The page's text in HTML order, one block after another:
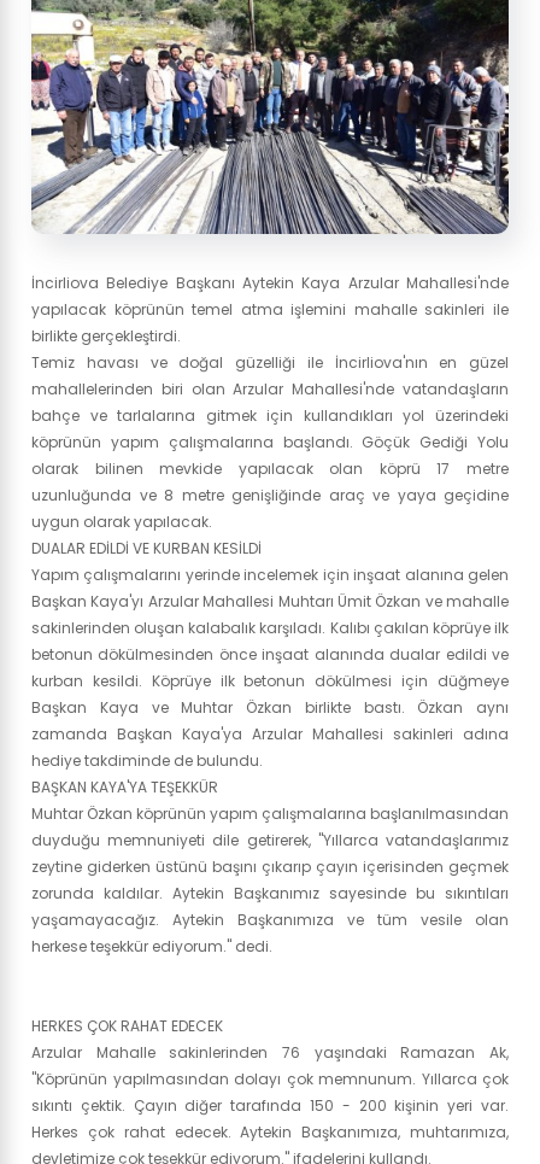
İncirliova Belediye Başkanı Aytekin Kaya Arzular Mahallesi'nde
yapılacak köprünün temel atma işlemini mahalle sakinleri ile
birlikte gerçekleştirdi.
Temiz havası ve doğal güzelliği ile İncirliova'nın en güzel
mahallelerinden biri olan Arzular Mahallesi'nde vatandaşların
bahçe ve tarlalarına gitmek için kullandıkları yol üzerindeki
köprünün yapım çalışmalarına başlandı. Göçük Gediği Yolu
olarak bilinen mevkide yapılacak olan köprü 17 metre
uzunluğunda ve 8 metre genişliğinde araç ve yaya geçidine
uygun olarak yapılacak.
DUALAR EDİLDİ VE KURBAN KESİLDİ
Yapım çalışmalarını yerinde incelemek için inşaat alanına gelen
Başkan Kaya'yı Arzular Mahallesi Muhtarı Ümit Özkan ve mahalle
sakinlerinden oluşan kalabalık karşıladı. Kalıbı çakılan köprüye ilk
betonun dökülmesinden önce inşaat alanında dualar edildi ve
kurban kesildi. Köprüye ilk betonun dökülmesi için düğmeye
Başkan Kaya ve Muhtar Özkan birlikte bastı. Özkan aynı
zamanda Başkan Kaya'ya Arzular Mahallesi sakinleri adına
hediye takdiminde de bulundu.
BAŞKAN KAYA'YA TEŞEKKÜR
Muhtar Özkan köprünün yapım çalışmalarına başlanılmasından
duyduğu memnuniyeti dile getirerek, "Yıllarca vatandaşlarımız
zeytine giderken üstünü başını çıkarıp çayın içerisinden geçmek
zorunda kaldılar. Aytekin Başkanımız sayesinde bu sıkıntıları
yaşamayacağız. Aytekin Başkanımıza ve tüm vesile olan
herkese teşekkür ediyorum." dedi.
HERKES ÇOK RAHAT EDECEK
Arzular Mahalle sakinlerinden 76 yaşındaki Ramazan Ak,
"Köprünün yapılmasından dolayı çok memnunum. Yıllarca çok
sıkıntı çektik. Çayın diğer tarafında 150 - 200 kişinin yeri var.
Herkes çok rahat edecek. Aytekin Başkanımıza, muhtarımıza,
devletimize çok teşekkür ediyorum." ifadelerini kullandı.